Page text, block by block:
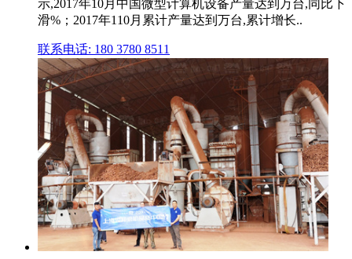
示,2017年10月中国微型计算机设备产量达到万台,同比下
滑%；2017年110月累计产量达到万台,累计增长..
联系电话: 180 3780 8511